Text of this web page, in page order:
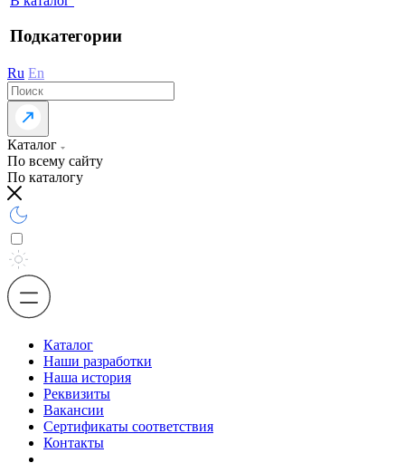
Подкатегории
Ru En
Каталог
По всему сайту
По каталогу
Каталог
Наши разработки
Наша история
Реквизиты
Вакансии
Сертификаты соответствия
Контакты